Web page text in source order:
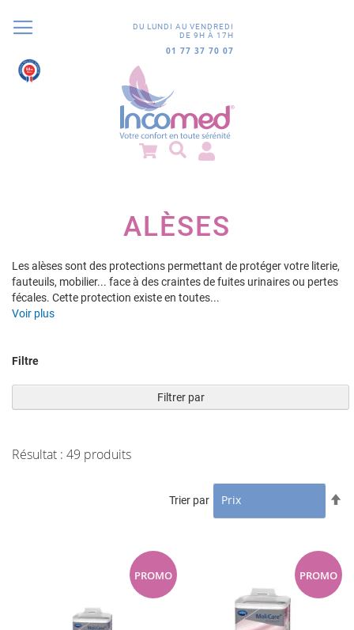
DU LUNDI AU VENDREDI
DE 9H À 17H
01 77 37 70 07
ALÈSES
Les alèses sont des protections permettant de protéger votre literie,
fauteuils, mobilier... face à des craintes de fuites urinaires ou pertes
fécales. Cette protection existe en toutes...
Voir plus
Résultat : 49 produits
Trier par
PROMO PROMO
Filtre
Filtrer par
9.8/10
852 avis